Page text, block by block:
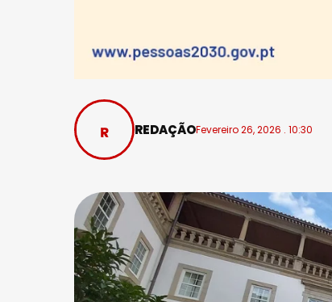
REDAÇÃOFevereiro 26, 2026 . 10:30